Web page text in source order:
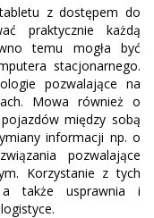
z dostępem do
praktycznie każdą
temu mogła być
stacjonarnego.
pozwalające na
Mowa również o
między sobą
informacji np. o
pozwalające
Korzystanie z tych
a także usprawnia i